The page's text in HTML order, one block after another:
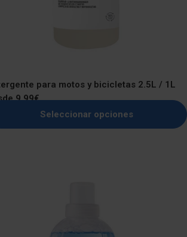
para motos y bicicletas 2.5L / 1L
9,99€
Seleccionar opciones